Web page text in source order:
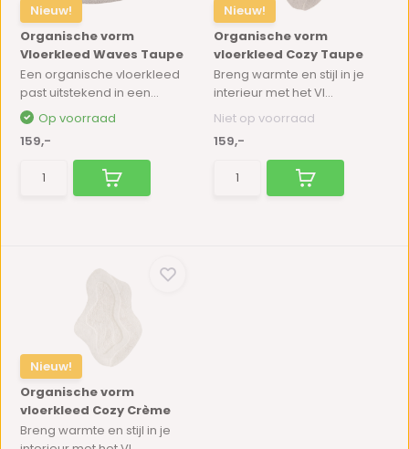
Nieuw!
Organische vorm
Vloerkleed Waves Taupe
Een organische vloerkleed
past uitstekend in een...
Op voorraad
159,-
Nieuw!
Organische vorm
vloerkleed Cozy Taupe
Breng warmte en stijl in je
interieur met het Vl...
Niet op voorraad
159,-
Nieuw!
Organische vorm
vloerkleed Cozy Crème
Breng warmte en stijl in je